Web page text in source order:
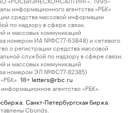
информационного агентства «РБК»
средства массовой информации
по надзору в сфере связи,
и массовых коммуникаций
номером ИА №ФС77-63848) и сетевого
о регистрации средства массовой
службой по надзору в сфере связи,
и массовых коммуникаций
номером ЭЛ №ФС77-82385)
18+ letters@rbc.ru
агентство «РБК».
Санкт-Петербургская биржа
Cbonds.